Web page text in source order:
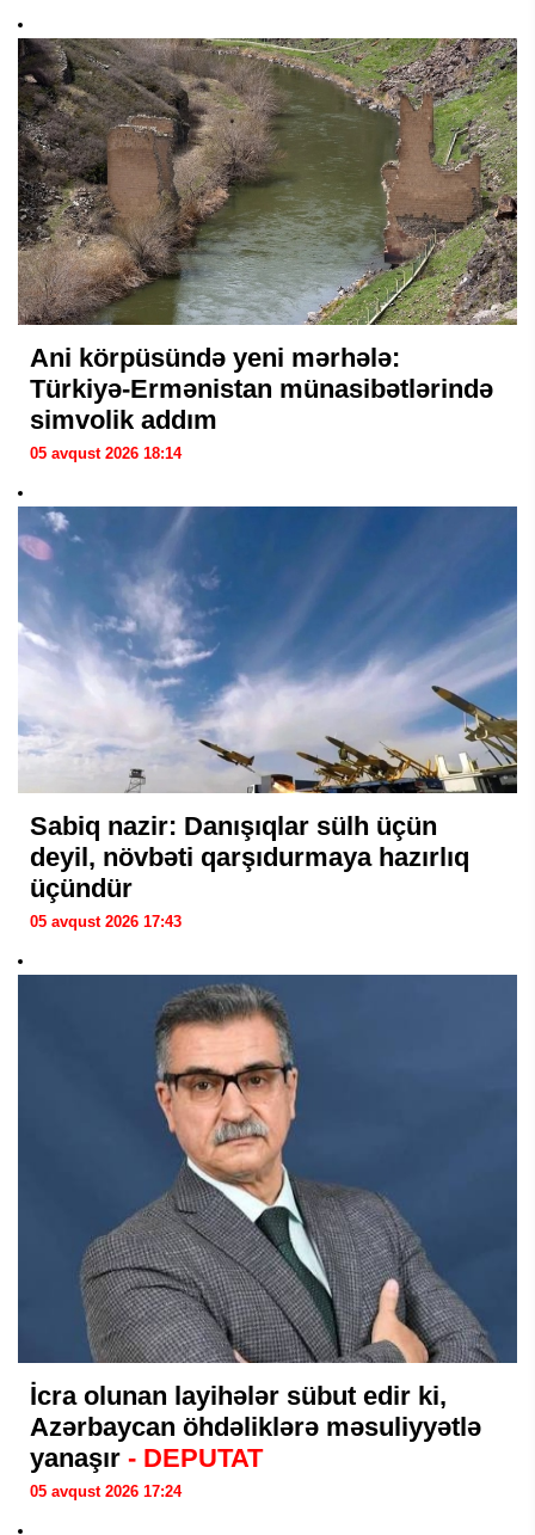
Ani körpüsündə yeni mərhələ:
Türkiyə-Ermənistan münasibətlərində
simvolik addım
05 avqust 2026 18:14
Sabiq nazir: Danışıqlar sülh üçün
deyil, növbəti qarşıdurmaya hazırlıq
üçündür
05 avqust 2026 17:43
İcra olunan layihələr sübut edir ki,
Azərbaycan öhdəliklərə məsuliyyətlə
yanaşır - DEPUTAT
05 avqust 2026 17:24